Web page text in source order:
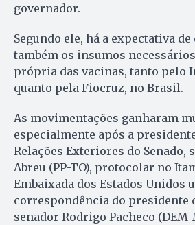
governador.
Segundo ele, há a expectativa
também os insumos
própria das vacinas, tanto pelo
quanto pela Fiocruz, no Brasil.
As movimentações ganharam
especialmente após a
Relações Exteriores do Senado,
Abreu (PP-TO), protocolar no
Embaixada dos Estados Unidos
correspondência do presidente
senador Rodrigo Pacheco